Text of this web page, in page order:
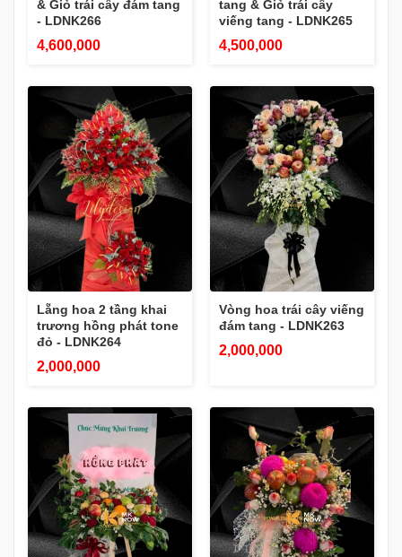
& Giỏ trái cây đám tang
- LDNK266
4,600,000
tang & Giỏ trái cây
viếng tang - LDNK265
4,500,000
Lẵng hoa 2 tầng khai
trương hồng phát tone
đỏ - LDNK264
2,000,000
Vòng hoa trái cây viếng
đám tang - LDNK263
2,000,000